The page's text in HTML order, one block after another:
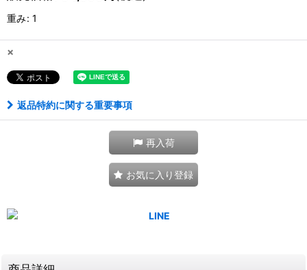
重み: 1
×
返品特約に関する重要事項
再入荷
お気に入り登録